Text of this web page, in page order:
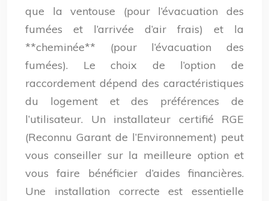
que la ventouse (pour l’évacuation des
fumées et l’arrivée d’air frais) et la
**cheminée** (pour l’évacuation des
fumées). Le choix de l’option de
raccordement dépend des caractéristiques
du logement et des préférences de
l’utilisateur. Un installateur certifié RGE
(Reconnu Garant de l’Environnement) peut
vous conseiller sur la meilleure option et
vous faire bénéficier d’aides financières.
Une installation correcte est essentielle